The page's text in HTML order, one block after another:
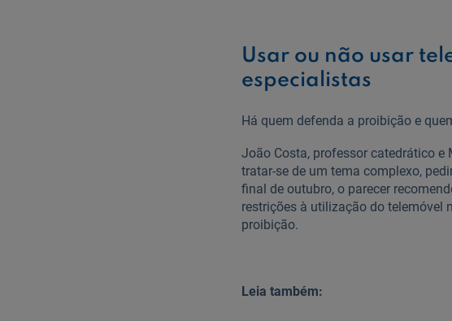
Usar ou não usar
especialistas
Há quem defenda a proibição e
João Costa, professor catedrático e
tratar-se de um tema complexo,
final de outubro, o parecer
restrições à utilização do telemóvel
proibição.
Leia também: